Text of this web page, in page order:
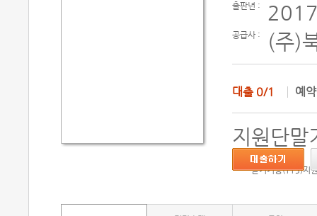
출판년 :
공급사 : (주)
대출 0/1 예
지원단말
듣기기능(TTS)지